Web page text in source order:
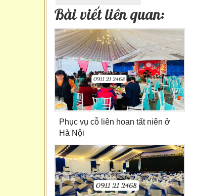
Bài viết liên quan:
Phục vụ cỗ liên hoan tất niên ở
Hà Nội